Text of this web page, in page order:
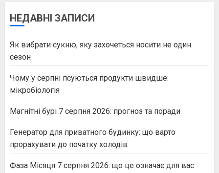
НЕДАВНІ ЗАПИСИ
Як вибрати сукню, яку захочеться носити не один
сезон
Чому у серпні псуються продукти швидше:
мікробіологія
Магнітні бурі 7 серпня 2026: прогноз та поради
Генератор для приватного будинку: що варто
прорахувати до початку холодів
Фаза Місяця 7 серпня 2026: що це означає для вас